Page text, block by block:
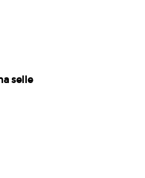
selle